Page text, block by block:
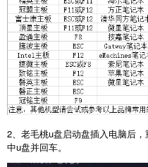
2、老毛桃u盘启动盘插入电脑后
中u盘并回车。